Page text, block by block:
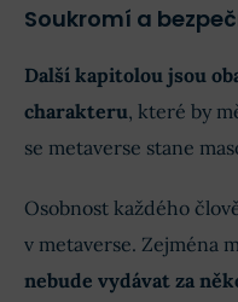
Soukromí a
Další kapitolou jsou
charakteru, které by
se metaverse stane
Osobnost každého
v metaverse. Zejména
nebude vydávat za